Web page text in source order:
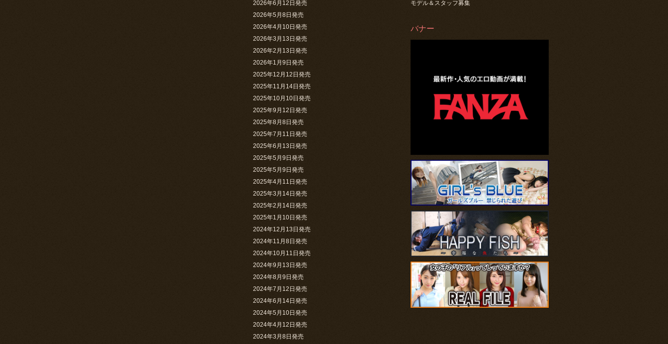
2026年6月12日発売
2026年5月8日発売
2026年4月10日発売
2026年3月13日発売
2026年2月13日発売
2026年1月9日発売
2025年12月12日発売
2025年11月14日発売
2025年10月10日発売
2025年9月12日発売
2025年8月8日発売
2025年7月11日発売
2025年6月13日発売
2025年5月9日発売
2025年5月9日発売
2025年4月11日発売
2025年3月14日発売
2025年2月14日発売
2025年1月10日発売
2024年12月13日発売
2024年11月8日発売
2024年10月11日発売
2024年9月13日発売
2024年8月9日発売
2024年7月12日発売
2024年6月14日発売
2024年5月10日発売
2024年4月12日発売
2024年3月8日発売
モデル＆スタッフ募集
バナー